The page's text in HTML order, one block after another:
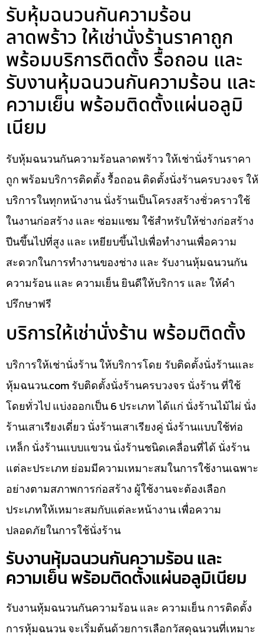
รับหุ้มฉนวนกันความร้อน
ลาดพร้าว ให้เช่านั่งร้านราคาถูก
พร้อมบริการติดตั้ง รื้อถอน และ
รับงานหุ้มฉนวนกันความร้อน และ
ความเย็น พร้อมติดตั้งแผ่นอลูมิ
เนียม
รับหุ้มฉนวนกันความร้อนลาดพร้าว ให้เช่านั่งร้านราคา
ถูก พร้อมบริการติดตั้ง รื้อถอน ติดตั้งนั่งร้านครบวงจร ให้
บริการในทุกหน้างาน นั่งร้านเป็นโครงสร้างชั่วคราวใช้
ในงานก่อสร้าง และ ซ่อมแซม ใช้สำหรับให้ช่างก่อสร้าง
ปีนขึ้นไปที่สูง และ เหยียบขึ้นไปเพื่อทำงานเพื่อความ
สะดวกในการทำงานของช่าง และ รับงานหุ้มฉนวนกัน
ความร้อน และ ความเย็น ยินดีให้บริการ และ ให้คำ
ปรึกษาฟรี
บริการให้เช่านั่งร้าน พร้อมติดตั้ง
บริการให้เช่านั่งร้าน ให้บริการโดย รับติดตั้งนั่งร้านและ
หุ้มฉนวน.com รับติดตั้งนั่งร้านครบวงจร นั่งร้าน ที่ใช้
โดยทั่วไป แบ่งออกเป็น 6 ประเภท ได้แก่ นั่งร้านไม้ไผ่ นั่ง
ร้านเสาเรียงเดี่ยว นั่งร้านเสาเรียงคู่ นั่งร้านแบบใช้ท่อ
เหล็ก นั่งร้านแบบแขวน นั่งร้านชนิดเคลื่อนที่ได้ นั่งร้าน
แต่ละประเภท ย่อมมีความเหมาะสมในการใช้งานเฉพาะ
อย่างตามสภาพการก่อสร้าง ผู้ใช้งานจะต้องเลือก
ประเภทให้เหมาะสมกับแต่ละหน้างาน เพื่อความ
ปลอดภัยในการใช้นั่งร้าน
รับงานหุ้มฉนวนกันความร้อน และ
ความเย็น พร้อมติดตั้งแผ่นอลูมิเนียม
รับงานหุ้มฉนวนกันความร้อน และ ความเย็น การติดตั้ง
การหุ้มฉนวน จะเริ่มต้นด้วยการเลือกวัสดุฉนวนที่เหมาะ